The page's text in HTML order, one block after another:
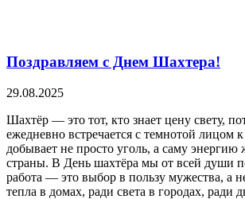
Поздравляем с Днем Шахтера!
29.08.2025
Шахтёр — это тот, кто знает цену свету,
ежедневно встречается с темнотой лицом
добывает не просто уголь, а саму
страны. В День шахтёра мы от всей души
работа — это выбор в пользу мужества, а
тепла в домах, ради света в городах, ради